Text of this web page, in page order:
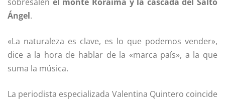
Ángel.
«La naturaleza es clave, es lo que podemos vender»,
dice a la hora de hablar de la «marca país», a la que
suma la música.
La periodista especializada Valentina Quintero coincide